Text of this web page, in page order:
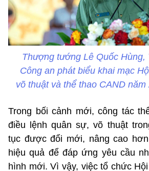
Thượng tướng Lê Quốc Hùng,
Công an phát biểu khai mạc
võ thuật và thể thao CAND năm
Trong bối cảnh mới, công tác
điều lệnh quân sự, võ thuật
tục được đổi mới, nâng cao
hiệu quả để đáp ứng yêu cầu
hình mới. Vì vậy, việc tổ chức